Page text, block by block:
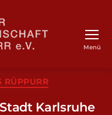
Menü
RÜPPURR
Karlsruhe